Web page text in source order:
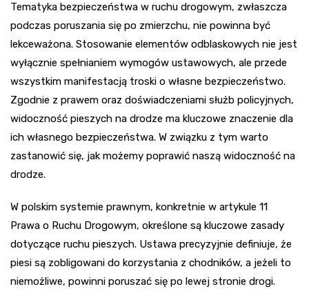
Tematyka bezpieczeństwa w ruchu drogowym, zwłaszcza
podczas poruszania się po zmierzchu, nie powinna być
lekceważona. Stosowanie elementów odblaskowych nie jest
wyłącznie spełnianiem wymogów ustawowych, ale przede
wszystkim manifestacją troski o własne bezpieczeństwo.
Zgodnie z prawem oraz doświadczeniami służb policyjnych,
widoczność pieszych na drodze ma kluczowe znaczenie dla
ich własnego bezpieczeństwa. W związku z tym warto
zastanowić się, jak możemy poprawić naszą widoczność na
drodze.
W polskim systemie prawnym, konkretnie w artykule 11
Prawa o Ruchu Drogowym, określone są kluczowe zasady
dotyczące ruchu pieszych. Ustawa precyzyjnie definiuje, że
piesi są zobligowani do korzystania z chodników, a jeżeli to
niemożliwe, powinni poruszać się po lewej stronie drogi.